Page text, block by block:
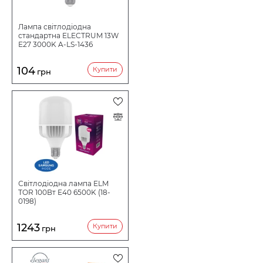
Лампа світлодіодна
стандартна ELECTRUM 13W
E27 3000K A-LS-1436
104 грн Купити
Світлодіодна лампа ELM
TOR 100Вт E40 6500K (18-
0198)
1243 грн Купити